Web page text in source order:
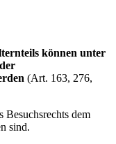
können unter
(Art. 163, 276,
Besuchsrechts dem
sind.